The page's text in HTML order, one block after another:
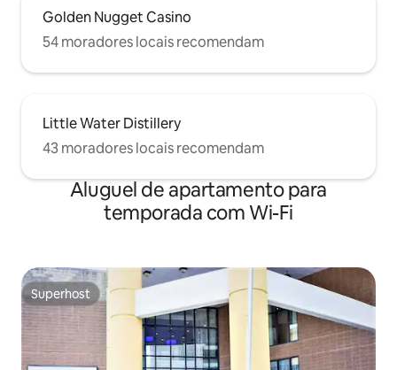
Golden Nugget Casino
54 moradores locais recomendam
Little Water Distillery
43 moradores locais recomendam
Aluguel de apartamento para
temporada com Wi-Fi
Superhost
Superhost